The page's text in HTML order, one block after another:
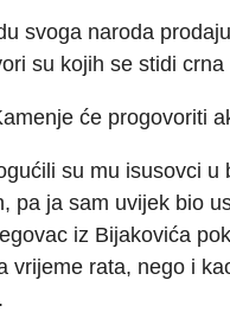
svoga naroda
su kojih se stidi
će progovoriti
su mu isusovci
pa ja sam uvijek bio
iz Bijakovića
vrijeme rata, nego i